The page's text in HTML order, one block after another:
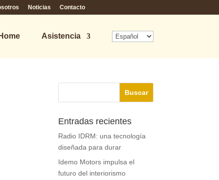
Noticias Contacto
Asistencia
Entradas recientes
Radio IDRM: una tecnología
diseñada para durar
Idemo Motors impulsa el
futuro del interiorismo